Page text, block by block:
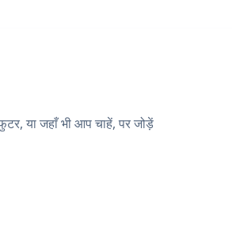
या जहाँ भी आप चाहें, पर जोड़ें